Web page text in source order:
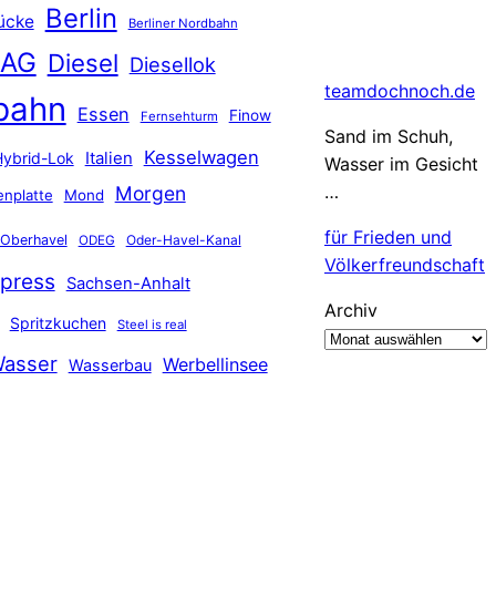
Berlin Berliner Nordbahn
Diesel Diesellok
Essen Fernsehturm Finow
Lok Italien Kesselwagen
Mond Morgen
Oberhavel ODEG Oder-Havel-Kanal
Sachsen-Anhalt
Spritzkuchen Steel is real
Wasserbau Werbellinsee
teamdochnoch.de
Sand im Schuh,
Wasser im Gesicht
…
für Frieden und
Völkerfreundschaft
Archiv